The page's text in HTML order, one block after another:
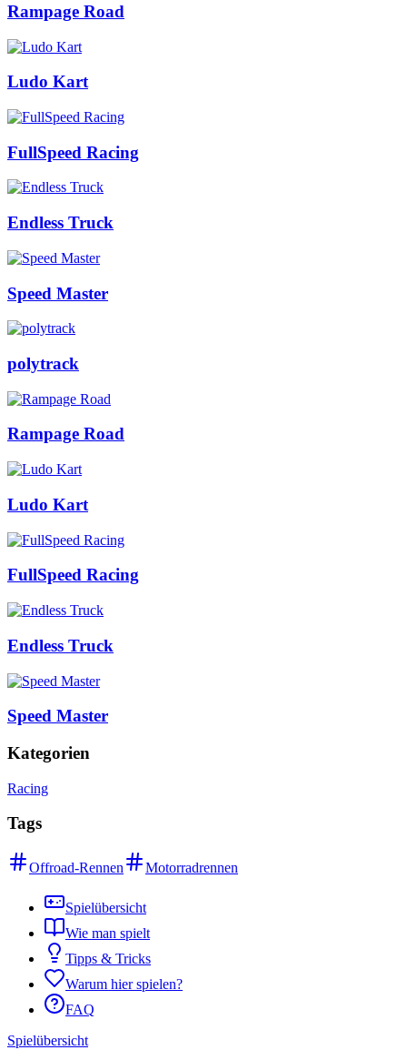
Rampage Road
Ludo Kart
FullSpeed Racing
Endless Truck
Speed Master
polytrack
Rampage Road
Ludo Kart
FullSpeed Racing
Endless Truck
Speed Master
Kategorien
Racing
Tags
Offroad-Rennen Motorradrennen
Spielübersicht
Wie man spielt
Tipps & Tricks
Warum hier spielen?
FAQ
Spielübersicht